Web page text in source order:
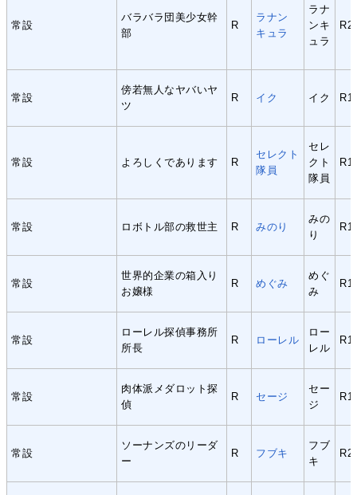
常設
バラバラ団美少女幹
部
R
ラナン
キュラ
ラナ
ンキ
ュラ
R2
常設
傍若無人なヤバいヤ
ツ
R イク イク R1
常設 よろしくであります R
セレクト
隊員
セレ
クト
隊員
R1
常設 ロボトル部の救世主 R みのり
みの
り
R1
常設
世界的企業の箱入り
お嬢様
R めぐみ
めぐ
み
R1
常設
ローレル探偵事務所
所長
R ローレル
ロー
レル
R1
常設
肉体派メダロット探
偵
R セージ
セー
ジ
R1
常設
ソーナンズのリーダ
ー
R フブキ
フブ
キ
R2